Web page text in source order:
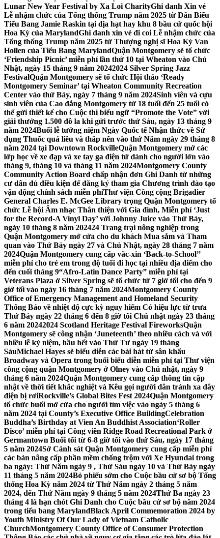
Lunar New Year Festival by Xa Loi CharityGhi danh Xin vé
Lễ nhậm chức của Tổng thống Trump năm 2025 từ Dân Biểu
Tiểu Bang Jamie Raskin tại địa hạt hay khu 8 bầu cử quốc hội
Hoa Kỳ của MarylandGhi danh xin vé đi coi Lễ nhậm chức của
Tổng thống Trump năm 2025 từ Thượng nghị sĩ Hoa Kỳ Van
Hollen của Tiểu Bang MarylandQuận Montgomery sẽ tổ chức
‘Friendship Picnic’ miễn phí lần thứ 10 tại Wheaton vào Chủ
Nhật, ngày 15 tháng 9 năm 20242024 Silver Spring Jazz
FestivalQuận Montgomery sẽ tổ chức Hội thảo ‘Ready
Montgomery Seminar’ tại Wheaton Community Recreation
Center vào thứ Bảy, ngày 7 tháng 9 năm 2024Sinh viên và cựu
sinh viên của Cao đẳng Montgomery từ 18 tuổi đến 25 tuổi có
thể gửi thiết kế cho Cuộc thi biểu ngữ “Promote the Vote” với
giải thưởng 1.500 đô la khi gửi trước thứ Sáu, ngày 13 tháng 9
năm 2024Buổi lễ tưởng niệm Ngày Quốc tế Nhận thức về Sử
dụng Thuốc quá liều và thắp nến vào thứ Năm ngày 29 tháng 8
năm 2024 tại Downtown RockvilleQuận Montgomery mở các
lớp học về xe đạp và xe tay ga điện tử dành cho người lớn vào
tháng 9, tháng 10 và tháng 11 năm 2024Montgomery County
Community Action Board chấp nhận đơn Ghi Danh từ những
cư dân đủ điều kiện để đăng ký tham gia Chương trình đào tạo
vận động chính sách miễn phíThư viện Công cộng Brigadier
General Charles E. McGee Library trọng Quận Montgomery tổ
chức Lễ hội Âm nhạc Thân thiện với Gia đình, Miễn phí ‘Just
for the Record-A Vinyl Day’ với Johnny Juice vào Thứ Bảy,
ngày 10 tháng 8 năm 202424 Trang trại nông nghiệp trong
Quận Montgomery mở cửa cho du khách Mua sắm và Tham
quan vào Thứ Bảy ngày 27 và Chủ Nhật, ngày 28 tháng 7 năm
2024Quận Montgomery cung cấp vắc-xin ‘Back-to-School’’
miễn phí cho trẻ em trong độ tuổi đi học tại nhiều địa điểm cho
đến cuối tháng 9“Afro-Latin Dance Party” miễn phí tại
Veterans Plaza ở Silver Spring sẽ tổ chức từ 7 giờ tối cho đến 9
giờ tối vào ngày 16 tháng 7 năm 2024Montgomery County
Office of Emergency Management and Homeland Security
Thông Báo về nhiệt độ cực kỳ nguy hiểm Có hiệu lực từ trưa
Thứ Bảy ngày 22 tháng 6 đến 8 giờ tối Chủ nhật ngày 23 tháng
6 năm 20242024 Scotland Heritage Festival FireworksQuận
Montgomery sẽ công nhận ‘Juneteenth’ theo nhiều cách và với
nhiều lễ kỷ niệm, hầu hết vào Thứ Tư ngày 19 tháng
SáuMichael Hayes sẽ biểu diễn các bài hát từ sân khấu
Broadway và Opera trong buổi biểu diễn miễn phí tại Thư viện
công cộng quận Montgomery ở Olney vào Chủ nhật, ngày 9
tháng 6 năm 2024Quận Montgomery cung cấp thông tin cập
nhật về thời tiết khắc nghiệt và Kêu gọi người dân tránh xa dây
điện bị rơiRockville’s Global Bites Fest 2024Quận Montgomery
tổ chức buổi mở cửa cho người tìm việc vào ngày 5 tháng 6
năm 2024 tại County’s Executive Office BuildingCelebration
Buddha’s Birthday at Vien An Buddhist Association‘Roller
Disco’ miễn phí tại Công viên Ridge Road Recreational Park ở
Germantown Buổi tối từ 6-8 giờ tối vào thứ Sáu, ngày 17 tháng
5 năm 2024Sở Cảnh sát Quận Montgomery cung cấp miễn phí
các bản nâng cấp phần mềm chống trộm với Xe Hyundai trong
ba ngày: Thứ Năm ngày 9 , Thứ Sáu ngày 10 và Thứ Bảy ngày
11 tháng 5 năm 2024Bỏ phiếu sớm cho Cuộc bầu cử sơ bộ Tổng
thống Hoa Kỳ năm 2024 từ Thứ Năm ngày 2 tháng 5 năm
2024, đến Thứ Năm ngày 9 tháng 5 năm 2024Thứ Ba ngày 23
tháng 4 là hạn chót Ghi Danh cho Cuộc bầu cử sơ bộ năm 2024
trong tiểu bang MarylandBlack April Commemoration 2024 by
Youth Ministry Of Our Lady of Vietnam Catholic
ChurchMontgomery County Office of Consumer Protection